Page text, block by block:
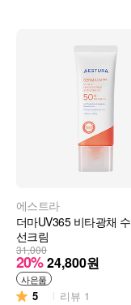
에스트라
더마UV365 비타광채
선크림
31,000
20% 24,800원
사은품
5 리뷰 1